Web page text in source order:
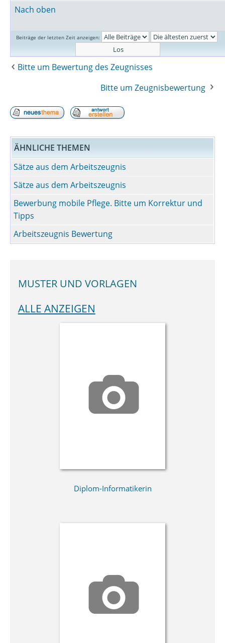
Nach oben
Beiträge der letzten Zeit anzeigen:
Bitte um Bewertung des Zeugnisses
Bitte um Zeugnisbewertung
ÄHNLICHE THEMEN
Sätze aus dem Arbeitszeugnis
Sätze aus dem Arbeitszeugnis
Bewerbung mobile Pflege. Bitte um Korrektur und
Tipps
Arbeitszeugnis Bewertung
MUSTER UND VORLAGEN
ALLE ANZEIGEN
Diplom-Informatikerin